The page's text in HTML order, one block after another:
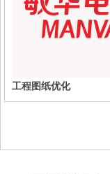
工程图纸优化